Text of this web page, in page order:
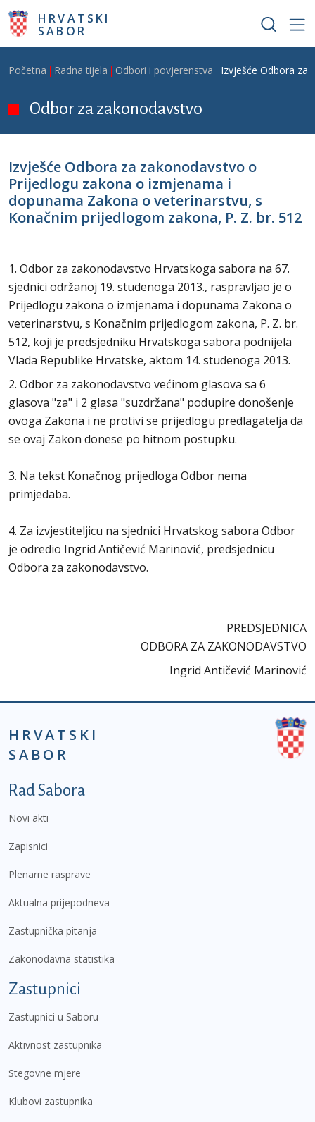
Skoči na glavni sadržaj
HRVATSKI
SABOR
Breadcrumb
Početna Radna tijela Odbori i povjerenstva Izvješće Odbora za
Odbor za zakonodavstvo
Izvješće Odbora za zakonodavstvo o
Prijedlogu zakona o izmjenama i
dopunama Zakona o veterinarstvu, s
Konačnim prijedlogom zakona, P. Z. br. 512
1. Odbor za zakonodavstvo Hrvatskoga sabora na 67.
sjednici održanoj 19. studenoga 2013., raspravljao je o
Prijedlogu zakona o izmjenama i dopunama Zakona o
veterinarstvu, s Konačnim prijedlogom zakona, P. Z. br.
512, koji je predsjedniku Hrvatskoga sabora podnijela
Vlada Republike Hrvatske, aktom 14. studenoga 2013.
2. Odbor za zakonodavstvo većinom glasova sa 6
glasova "za" i 2 glasa "suzdržana" podupire donošenje
ovoga Zakona i ne protivi se prijedlogu predlagatelja da
se ovaj Zakon donese po hitnom postupku.
3. Na tekst Konačnog prijedloga Odbor nema
primjedaba.
4. Za izvjestiteljicu na sjednici Hrvatskog sabora Odbor
je odredio Ingrid Antičević Marinović, predsjednicu
Odbora za zakonodavstvo.
PREDSJEDNICA
ODBORA ZA ZAKONODAVSTVO
Ingrid Antičević Marinović
HRVATSKI
SABOR
Podnožje prvi izbornik
Rad Sabora
Novi akti
Zapisnici
Plenarne rasprave
Aktualna prijepodneva
Zastupnička pitanja
Zakonodavna statistika
Zastupnici
Zastupnici u Saboru
Aktivnost zastupnika
Stegovne mjere
Klubovi zastupnika